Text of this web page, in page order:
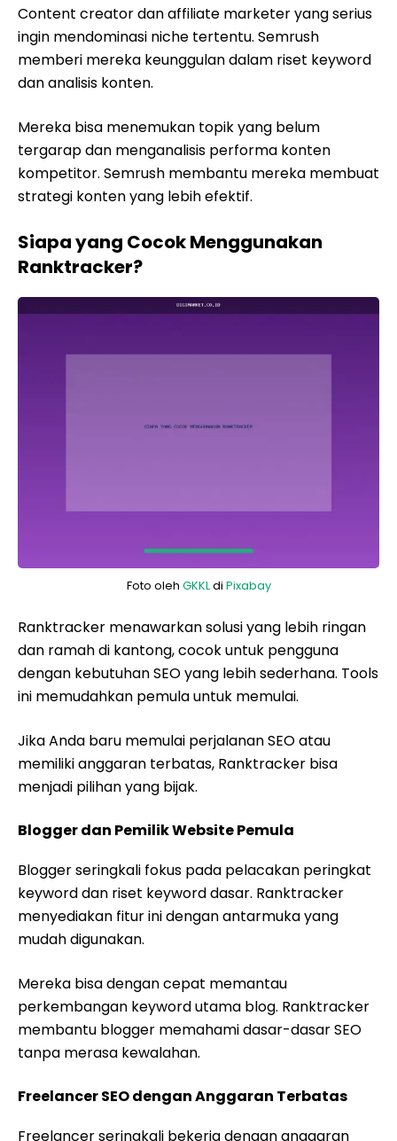
Content creator dan affiliate marketer yang serius
ingin mendominasi niche tertentu. Semrush
memberi mereka keunggulan dalam riset keyword
dan analisis konten.
Mereka bisa menemukan topik yang belum
tergarap dan menganalisis performa konten
kompetitor. Semrush membantu mereka membuat
strategi konten yang lebih efektif.
Siapa yang Cocok Menggunakan
Ranktracker?
Foto oleh GKKLdi Pixabay
Ranktracker menawarkan solusi yang lebih ringan
dan ramah di kantong, cocok untuk pengguna
dengan kebutuhan SEO yang lebih sederhana. Tools
ini memudahkan pemula untuk memulai.
Jika Anda baru memulai perjalanan SEO atau
memiliki anggaran terbatas, Ranktracker bisa
menjadi pilihan yang bijak.
Blogger dan Pemilik Website Pemula
Blogger seringkali fokus pada pelacakan peringkat
keyword dan riset keyword dasar. Ranktracker
menyediakan fitur ini dengan antarmuka yang
mudah digunakan.
Mereka bisa dengan cepat memantau
perkembangan keyword utama blog. Ranktracker
membantu blogger memahami dasar-dasar SEO
tanpa merasa kewalahan.
Freelancer SEO dengan Anggaran Terbatas
Freelancer seringkali bekerja dengan anggaran